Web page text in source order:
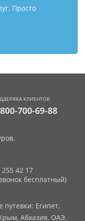
Просто
КЛИЕНТОВ
700-69-88
255 42 17
бесплатный)
Египет,
Абхазия, ОАЭ,